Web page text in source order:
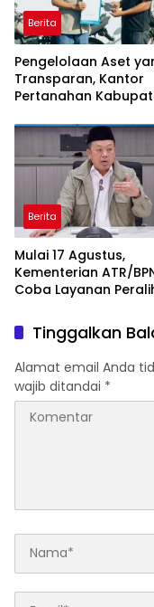
Berita
Pengelolaan Aset
Transparan, Kantor
Pertanahan
kepada Pemenang
Berita
Mulai 17 Agustus,
Kementerian ATR/
Coba Layanan
Tinggalkan
Alamat email Anda
wajib ditandai *